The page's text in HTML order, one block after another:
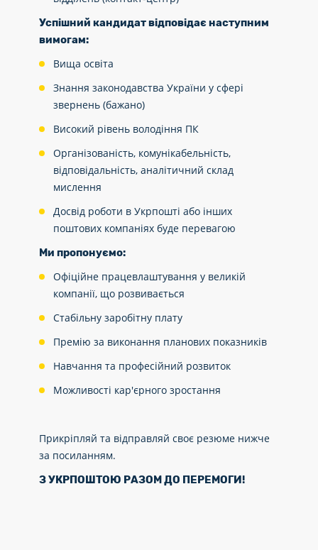
Успішний кандидат відповідає наступним
вимогам:
Вища освіта
Знання законодавства України у сфері
звернень (бажано)
Високий рівень володіння ПК
Організованість, комунікабельність,
відповідальність, аналітичний склад
мислення
Досвід роботи в Укрпошті або інших
поштових компаніях буде перевагою
Ми пропонуємо:
Офіційне працевлаштування у великій
компанії, що розвивається
Стабільну заробітну плату
Премію за виконання планових показників
Навчання та професійний розвиток
Можливості кар'єрного зростання
Прикріпляй та відправляй своє резюме нижче
за посиланням.
З УКРПОШТОЮ РАЗОМ ДО ПЕРЕМОГИ!